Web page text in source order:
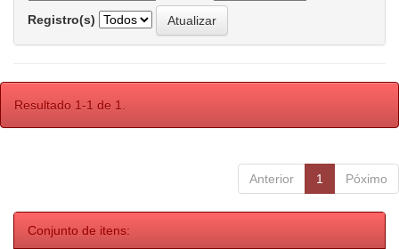
Registro(s)
Resultado 1-1 de 1.
Anterior 1 Póximo
Conjunto de itens: